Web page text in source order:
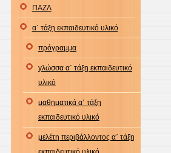
ΠΑΖΛ
α΄ τάξη εκπαιδευτικό υλικό
πρόγραμμα
γλώσσα α΄ τάξη εκπαιδευτικό
υλικό
μαθηματικά α΄ τάξη
εκπαιδευτικό υλικό
μελέτη περιβάλλοντος α΄ τάξη